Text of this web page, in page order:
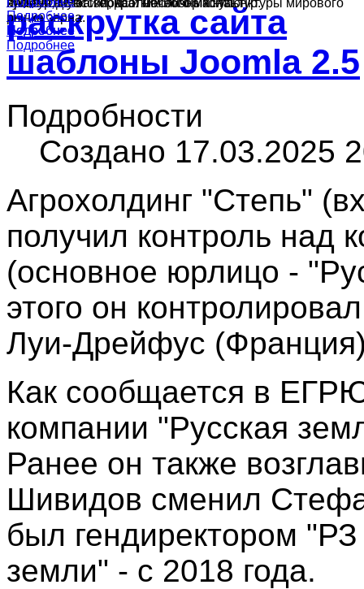
культур в России, краткий обзор конъюнктуры мирового
рынка зерна.
Подробнее
ячменя, муки и подсолнечного масла.
Подробнее
производства зерна и масличных культур.
Подробнее
Подробнее
раскрутка сайта
шаблоны Joomla 2.5
Подробности
Создано 17.03.2025
Агрохолдинг "Степь"
получил контроль над
(основное юрлицо -
этого он
Луи-Дрейфус
Как сообщается в
компании "Русская
Ранее он также
Шивидов сменил
был гендиректором
земли" - с 2018 года.